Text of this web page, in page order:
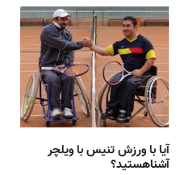
آیا با ورزش تنیس با ویلچر
آشناهستید؟